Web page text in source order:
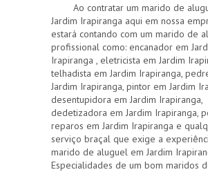
Ao contratar um marido de
Jardim Irapiranga aqui em nossa
estará contando com um marido de
profissional como: encanador em
Irapiranga , eletricista em Jardim
telhadista em Jardim Irapiranga,
Jardim Irapiranga, pintor em Jardim
desentupidora em Jardim Irapiranga,
dedetizadora em Jardim Irapiranga,
reparos em Jardim Irapiranga e
serviço braçal que exige a
marido de aluguel em Jardim
Especialidades de um bom maridos